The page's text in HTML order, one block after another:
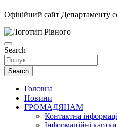
Офіційний сайт Департаменту
Search
Search
Головна
Новини
ГРОМАДЯНАМ
Контактна
Інформаційні картки